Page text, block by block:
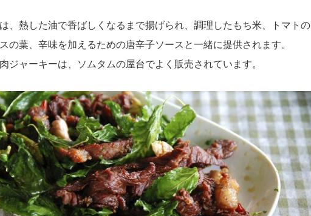
、熱した油で香ばしくなるまで揚げられ、調理したもち米、トマトの
の葉、辛味を加えるための唐辛子ソースと一緒に提供されます。
ジャーキーは、ソムタムの屋台でよく販売されています。